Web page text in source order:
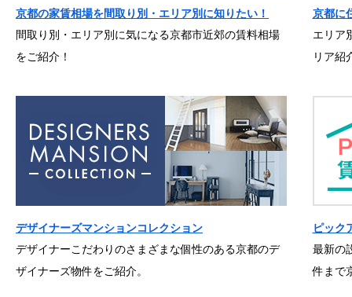
京都の家賃相場を間取り別・エリア別に知りたい！
間取り別・エリア別に気になる京都市近郊の賃料相場
をご紹介！
京都に
エリア
リア紹
デザイナーズマンションコレクション
デザイナーこだわりのさまざまな個性のある京都のデ
ザイナーズ物件をご紹介。
ピック
最新の
件まで